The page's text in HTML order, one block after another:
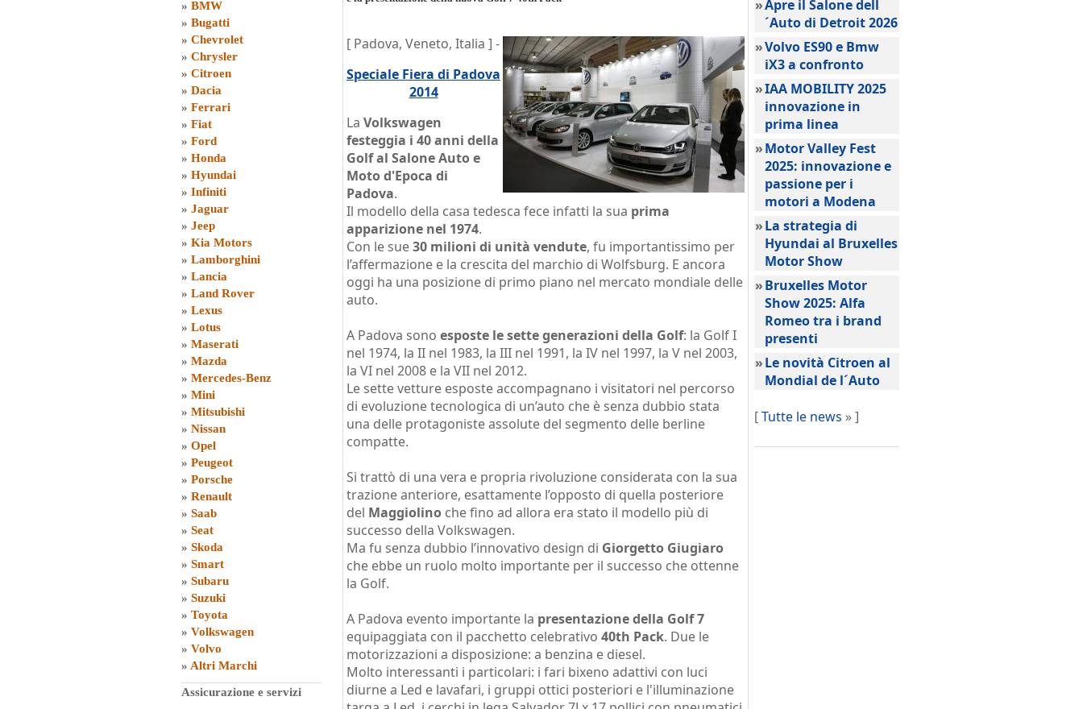
» BMW
» Bugatti
» Chevrolet
» Chrysler
» Citroen
» Dacia
» Ferrari
» Fiat
» Ford
» Honda
» Hyundai
» Infiniti
» Jaguar
» Jeep
» Kia Motors
» Lamborghini
» Lancia
» Land Rover
» Lexus
» Lotus
» Maserati
» Mazda
» Mercedes-Benz
» Mini
» Mitsubishi
» Nissan
» Opel
» Peugeot
» Porsche
» Renault
» Saab
» Seat
» Skoda
» Smart
» Subaru
» Suzuki
» Toyota
» Volkswagen
» Volvo
» Altri Marchi
Assicurazione e servizi
[ Padova, Veneto, Italia ] -
Speciale Fiera di Padova
2014
La Volkswagen
festeggia i 40 anni della
Golf al Salone Auto e
Moto d'Epoca di
Padova.
Il modello della casa tedesca fece infatti la sua prima
apparizione nel 1974.
Con le sue30 milioni di unità vendute, fu importantissimo per
l’affermazione e la crescita del marchio di Wolfsburg. E ancora
oggi ha una posizione di primo piano nel mercato mondiale delle
auto.
A Padova sono esposte le sette generazioni della Golf: la Golf I
nel 1974, la II nel 1983, la III nel 1991, la IV nel 1997, la V nel 2003,
la VI nel 2008 e la VII nel 2012.
Le sette vetture esposte accompagnano i visitatori nel percorso
di evoluzione tecnologica di un’auto che è senza dubbio stata
una delle protagoniste assolute del segmento delle berline
compatte.
Si trattò di una vera e propria rivoluzione considerata con la sua
trazione anteriore, esattamente l’opposto di quella posteriore
del Maggiolino che fino ad allora era stato il modello più di
successo della Volkswagen.
Ma fu senza dubbio l’innovativo design di Giorgetto Giugiaro
che ebbe un ruolo molto importante per il successo che ottenne
la Golf.
A Padova evento importante la presentazione della Golf 7
equipaggiata con il pacchetto celebrativo 40th Pack. Due le
motorizzazioni a disposizione: a benzina e diesel.
Molto interessanti i particolari: i fari bixeno adattivi con luci
diurne a Led e lavafari, i gruppi ottici posteriori e l'illuminazione
»Apre il Salone dell
´Auto di Detroit 2026
»Volvo ES90 e Bmw
iX3 a confronto
»IAA MOBILITY 2025
innovazione in
prima linea
»Motor Valley Fest
2025: innovazione e
passione per i
motori a Modena
»La strategia di
Hyundai al Bruxelles
Motor Show
»Bruxelles Motor
Show 2025: Alfa
Romeo tra i brand
presenti
»Le novità Citroen al
Mondial de l´Auto
[Tutte le news » ]